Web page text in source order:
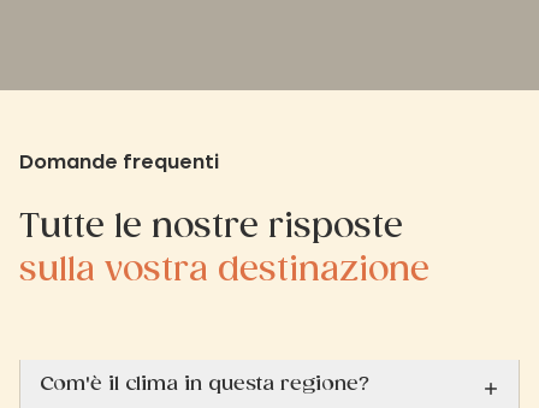
Domande frequenti
Tutte le nostre risposte
sulla vostra destinazione
Com'è il clima in questa regione?